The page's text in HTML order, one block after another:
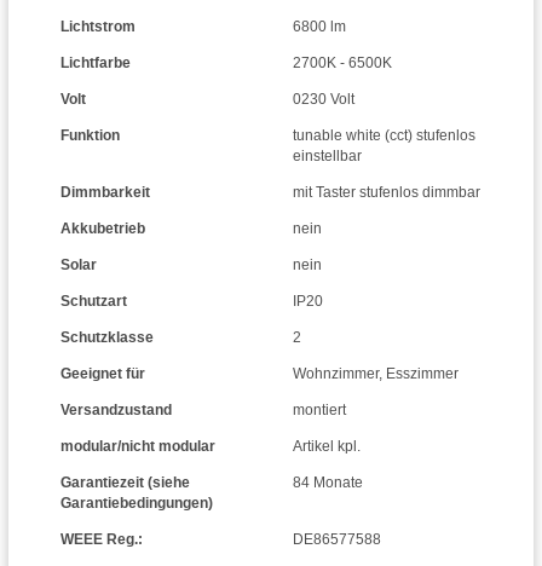
Lichtstrom 6800 lm
Lichtfarbe 2700K - 6500K
Volt 0230 Volt
Funktion
tunable white (cct) stufenlos
einstellbar
Dimmbarkeit mit Taster stufenlos dimmbar
Akkubetrieb nein
Solar nein
Schutzart IP20
Schutzklasse 2
Geeignet für Wohnzimmer, Esszimmer
Versandzustand montiert
modular/nicht modular Artikel kpl.
Garantiezeit (siehe
Garantiebedingungen)
84 Monate
WEEE Reg.: DE86577588